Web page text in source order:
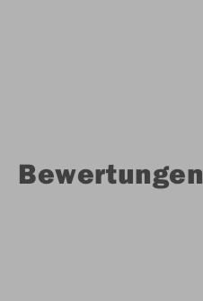
Bewertungen